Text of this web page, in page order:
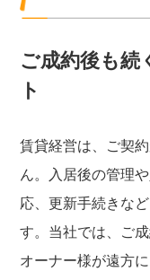
ご成約後も続
ト
賃貸経営は、ご契
ん。入居後の管理
応、更新手続きな
す。当社では、ご
オーナー様が遠方